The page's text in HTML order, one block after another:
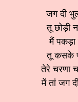
जग दी
तू छोड़ी
मैं पकड़ा
तू कसके
तेरे चरणा
में तां जग